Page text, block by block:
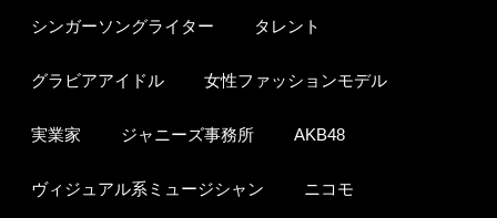
シンガーソングライター タレント
グラビアアイドル 女性ファッションモデル
実業家 ジャニーズ事務所 AKB48
ヴィジュアル系ミュージシャン ニコモ